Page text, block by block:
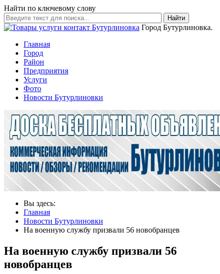
Найти по ключевому слову
Найти
Город Бутурлиновка.
Главная
Город
Район
Предприятия
Услуги
Фото
Новости Бутурлиновки
Вы здесь:
Главная
Новости Бутурлиновки
На военную службу призвали 56 новобранцев
На военную службу призвали 56
новобранцев